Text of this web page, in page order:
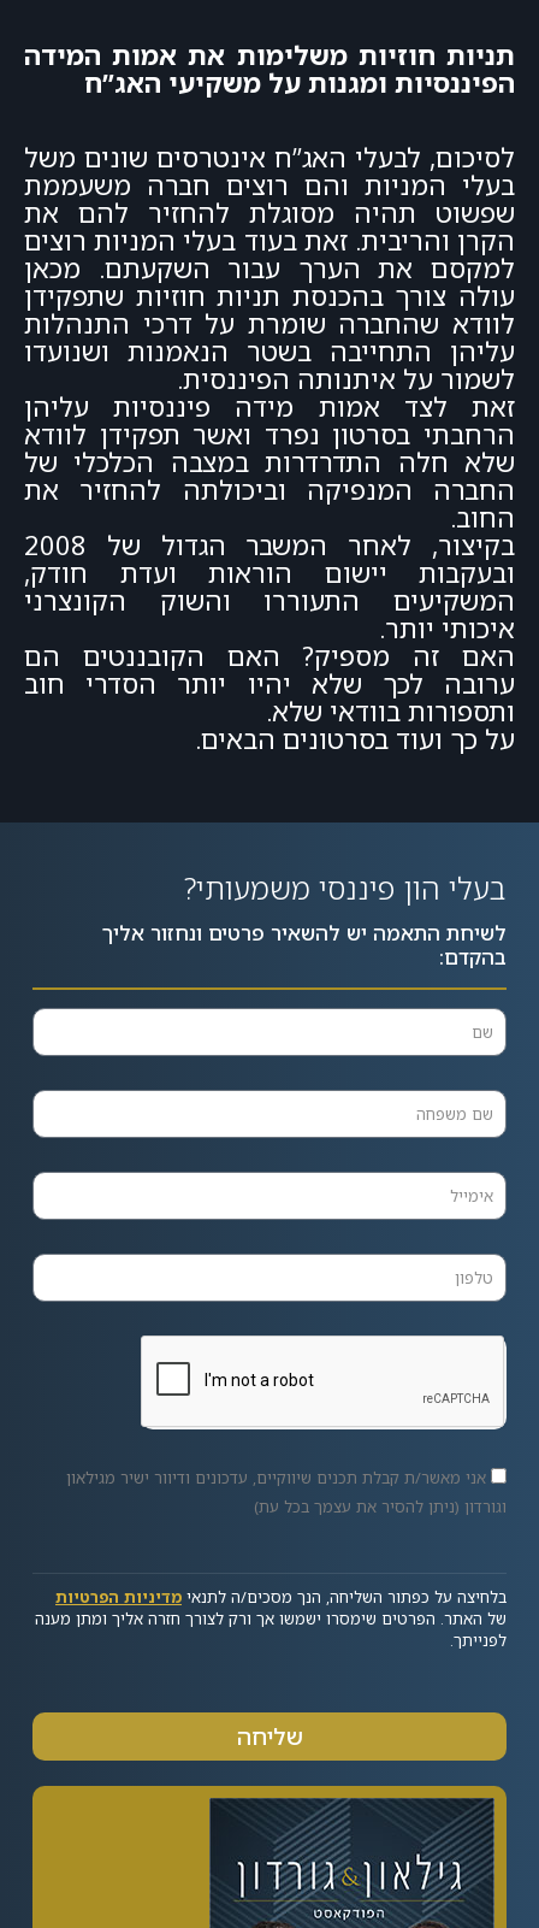
תניות חוזיות משלימות את אמות המידה
הפיננסיות ומגנות על משקיעי האג”ח
לסיכום, לבעלי האג”ח אינטרסים שונים משל
בעלי המניות והם רוצים חברה משעממת
שפשוט תהיה מסוגלת להחזיר להם את
הקרן והריבית. זאת בעוד בעלי המניות רוצים
למקסם את הערך עבור השקעתם. מכאן
עולה צורך בהכנסת תניות חוזיות שתפקידן
לוודא שהחברה שומרת על דרכי התנהלות
עליהן התחייבה בשטר הנאמנות ושנועדו
לשמור על איתנותה הפיננסית.
זאת לצד אמות מידה פיננסיות עליהן
הרחבתי בסרטון נפרד ואשר תפקידן לוודא
שלא חלה התדרדרות במצבה הכלכלי של
החברה המנפיקה וביכולתה להחזיר את
החוב.
בקיצור, לאחר המשבר הגדול של 2008
ובעקבות יישום הוראות ועדת חודק,
המשקיעים התעוררו והשוק הקונצרני
איכותי יותר.
האם זה מספיק? האם הקובננטים הם
ערובה לכך שלא יהיו יותר הסדרי חוב
ותספורות בוודאי שלא.
על כך ועוד בסרטונים הבאים.
בעלי הון פיננסי משמעותי?
לשיחת התאמה יש להשאיר פרטים ונחזור אליך
בהקדם:
אני מאשר/ת קבלת תכנים שיווקיים, עדכונים ודיוור ישיר מגילאון
וגורדון (ניתן להסיר את עצמך בכל עת)
בלחיצה על כפתור השליחה, הנך מסכים/ה לתנאי מדיניות הפרטיות
של האתר. הפרטים שימסרו ישמשו אך ורק לצורך חזרה אליך ומתן מענה
לפנייתך.
שליחה